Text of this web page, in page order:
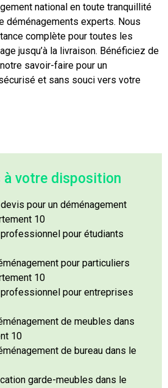
national en toute tranquillité
déménagements experts. Nous
complète pour toutes les
jusqu’à la livraison. Bénéficiez de
savoir-faire pour un
et sans souci vers votre
à votre disposition
pour un déménagement
10
pour étudiants
pour particuliers
10
pour entreprises
de meubles dans
10
de bureau dans le
garde-meubles dans le